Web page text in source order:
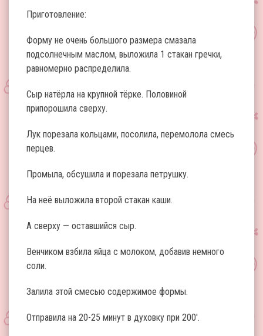
Приготовление:
Форму не очень большого размера смазала
подсолнечным маслом, выложила 1 стакан гречки,
равномерно распределила.
Сыр натёрла на крупной тёрке. Половиной
припорошила сверху.
Лук порезала кольцами, посолила, перемолола смесь
перцев.
Промыла, обсушила и порезала петрушку.
На неё выложила второй стакан каши.
А сверху — оставшийся сыр.
Венчиком взбила яйца с молоком, добавив немного
соли.
Залила этой смесью содержимое формы.
Отправила на 20-25 минут в духовку при 200′.